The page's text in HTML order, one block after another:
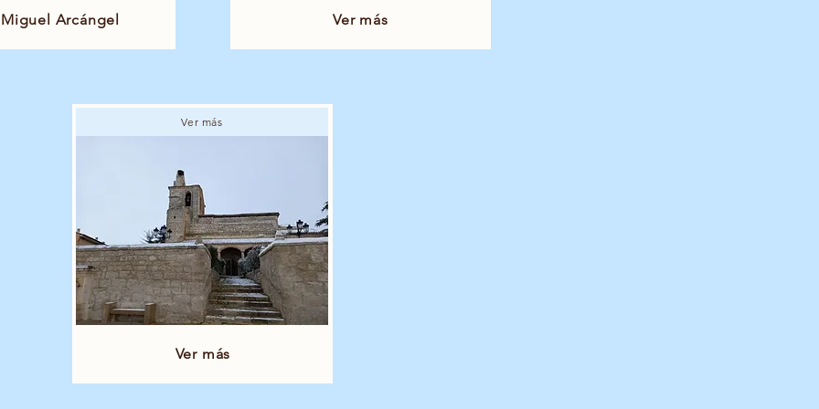
Miguel Arcángel Ver más
Ver más
Ver más